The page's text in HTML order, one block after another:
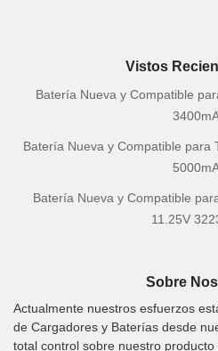
Vistos
Batería Nueva y Compatible
Batería Nueva y Compatible para
Batería Nueva y Compatible
11.25V
Sobre
Actualmente nuestros esfuerzos
de Cargadores y Baterías desde
total control sobre nuestro